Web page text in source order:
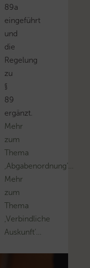
89a
eingeführt
und
die
Regelung
zu
§
89
ergänzt.
Mehr
zum
Thema
‚Abgabenordnung’…
Mehr
zum
Thema
‚Verbindliche
Auskunft’…